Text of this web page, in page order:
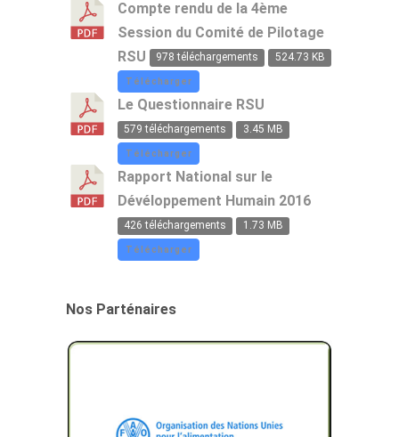
Compte rendu de la 4ème
Session du Comité de Pilotage
RSU
978 téléchargements 524.73 KB
Télécharger
Le Questionnaire RSU
579 téléchargements 3.45 MB
Télécharger
Rapport National sur le
Dévéloppement Humain 2016
426 téléchargements 1.73 MB
Télécharger
Nos Parténaires